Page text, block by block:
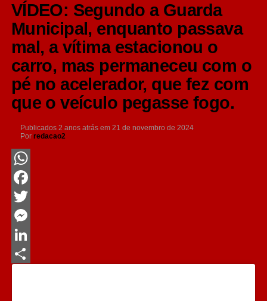
VÍDEO: Segundo a Guarda
Municipal, enquanto passava
mal, a vítima estacionou o
carro, mas permaneceu com o
pé no acelerador, que fez com
que o veículo pegasse fogo.
Publicados 2 anos atrás em 21 de novembro de 2024
Por redacao2
WhatsApp
Facebook
Twitter
Messenger
LinkedIn